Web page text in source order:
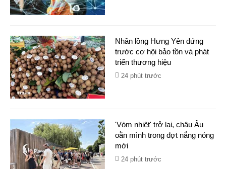
Nhãn lồng Hưng Yên đứng
trước cơ hội bảo tồn và phát
triển thương hiệu
24 phút trước
'Vòm nhiệt' trở lại, châu Âu
oằn mình trong đợt nắng nóng
mới
24 phút trước